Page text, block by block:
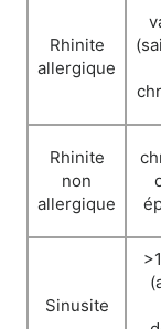
Rhinite
allergique
Rhinite
non
allergique
Sinusite